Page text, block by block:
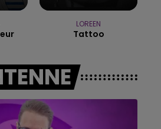
LOREEN
Tattoo